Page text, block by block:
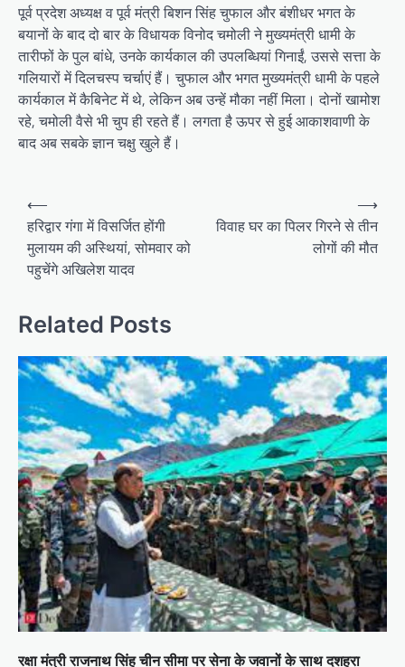
पूर्व प्रदेश अध्यक्ष व पूर्व मंत्री बिशन सिंह चुफाल और बंशीधर भगत के
बयानों के बाद दो बार के विधायक विनोद चमोली ने मुख्यमंत्री धामी के
तारीफों के पुल बांधे, उनके कार्यकाल की उपलब्धियां गिनाईं, उससे सत्ता के
गलियारों में दिलचस्प चर्चाएं हैं। चुफाल और भगत मुख्यमंत्री धामी के पहले
कार्यकाल में कैबिनेट में थे, लेकिन अब उन्हें मौका नहीं मिला। दोनों खामोश
रहे, चमोली वैसे भी चुप ही रहते हैं। लगता है ऊपर से हुई आकाशवाणी के
बाद अब सबके ज्ञान चक्षु खुले हैं।
o
n
a
v
g
a
t
i
o
n
⟵
हरिद्वार गंगा में विसर्जित होंगी
मुलायम की अस्थियां, सोमवार को
पहुचेंगे अखिलेश यादव
विवाह घर का पिलर गिरने से तीन
लोगों की मौत
⟶
Related Posts
रक्षा मंत्री राजनाथ सिंह चीन सीमा पर सेना के जवानों के साथ दशहरा